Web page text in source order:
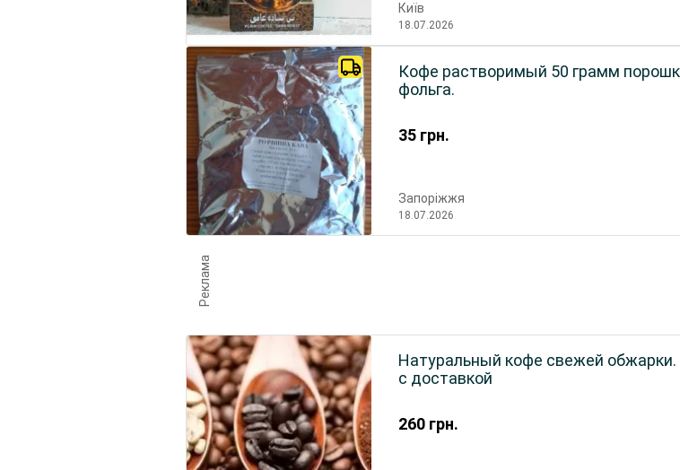
Київ
18.07.2026
35 грн.
Кофе растворимый 50 грамм
фольга.
Запоріжжя
18.07.2026
Реклама
260 грн.
Натуральный кофе свежей обжарки.
с доставкой